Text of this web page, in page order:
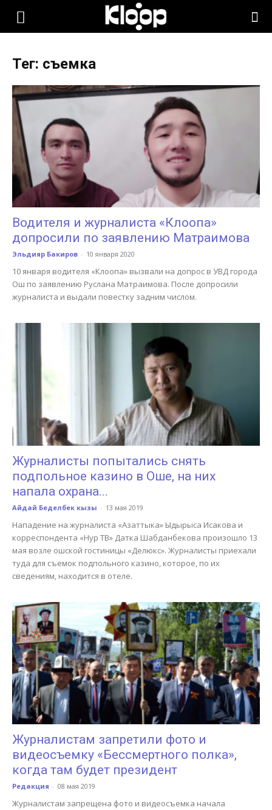
KLOOP.KG
Новости
Кыргызстана
Тег: съемка
Водителя и журналиста «Клоопа»
допросили по заявлению Матраимова
Эльдияр Бакиров - 10 января 2020
10 января водителя «Клоопа» вызвали на допрос в УВД города
Ош по заявлению Руслана Матраимова. После допросили
журналиста и выдали повестку задним числом.
Журналисты попытались снять
подпольное казино в Оше, на них
напала охрана...
Айдай Беделбек кызы - 13 мая 2019
Нападение на журналиста «Азаттыка» Ыдырыса Исакова и
корреспондента «Нур ТВ» Датка Шабданбекова произошло 13
мая возле ошской гостиницы «Делюкс». Журналисты приехали
туда для съемок подпольного казино, которое, по их
сведениям, находится в отеле.
Журналистам запретили фото и
видеосъемку «Бессмертного полка»,
когда там будет президент
Редакция - 08 мая 2019
Журналистам запрещена фото и видеосъемка начала